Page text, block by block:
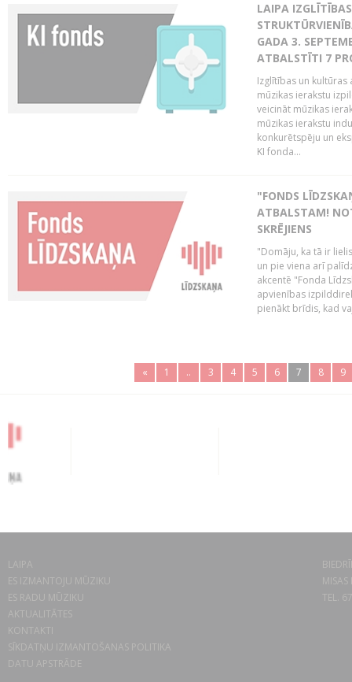
LAIPA
GADA 3.
ATBALSTĪTI 7
Izglītības un
mūzikas ierakstu
veicināt mūzikas
mūzikas ierakstu
konkurētspēju un
KI fonda...
"FONDS
ATBALSTAM!
SKRĒJIENS
"Domāju, ka tā ir
un pie viena arī
akcentē "Fonda
apvienības
pienākt brīdis, kad
« 1 .. 3 4 5 6 7 8 9
LAIPA
ES IZMANTOJU MŪZIKU
ES RADU MŪZIKU
AKTUALITĀTES
KONTAKTI
SĪKDATŅU IZMANTOŠANAS POLITIKA
DATU APSTRĀDE
TEL.